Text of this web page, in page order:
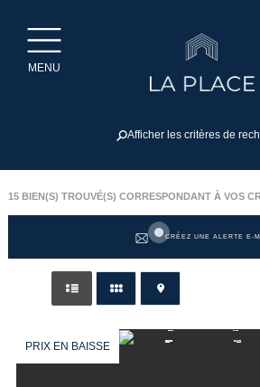
MENU
Afficher les critères de
15BIEN(S) TROUVÉ(S) CORRESPONDANT À VOS
CRÉEZ UNE ALERTE E-
PRIX EN BAISSE